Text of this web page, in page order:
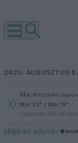
2026. AUGUSZTUS 8.
Ma–Részben napos
Max 32° / Min 19°
Csapadék: 5% (0 mm)
időjárási adatok: